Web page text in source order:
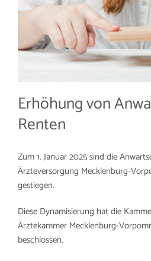
Erhöhung von
Renten
Zum 1. Januar 2025 sind die
Ärzteversorgung Mecklenburg-
gestiegen.
Diese Dynamisierung hat die
Ärztekammer Mecklenburg-
beschlossen.